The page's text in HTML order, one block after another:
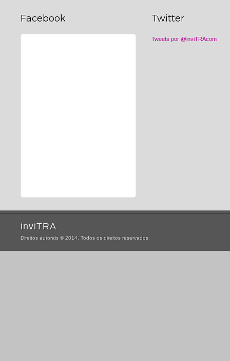
Facebook Twitter
Tweets por @inviTRAcom
inviTRA
Direitos autorais © 2014. Todos os direitos reservados.